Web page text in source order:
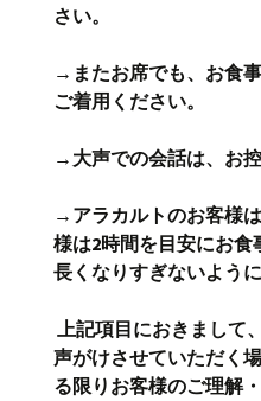
さい。
→またお席でも、お食
ご着用ください。
→大声での会話は、お控
→アラカルトのお客様は
様は2時間を目安にお食
長くなりすぎないよう
上記項目におきまして
声がけさせていただく
る限りお客様のご理解